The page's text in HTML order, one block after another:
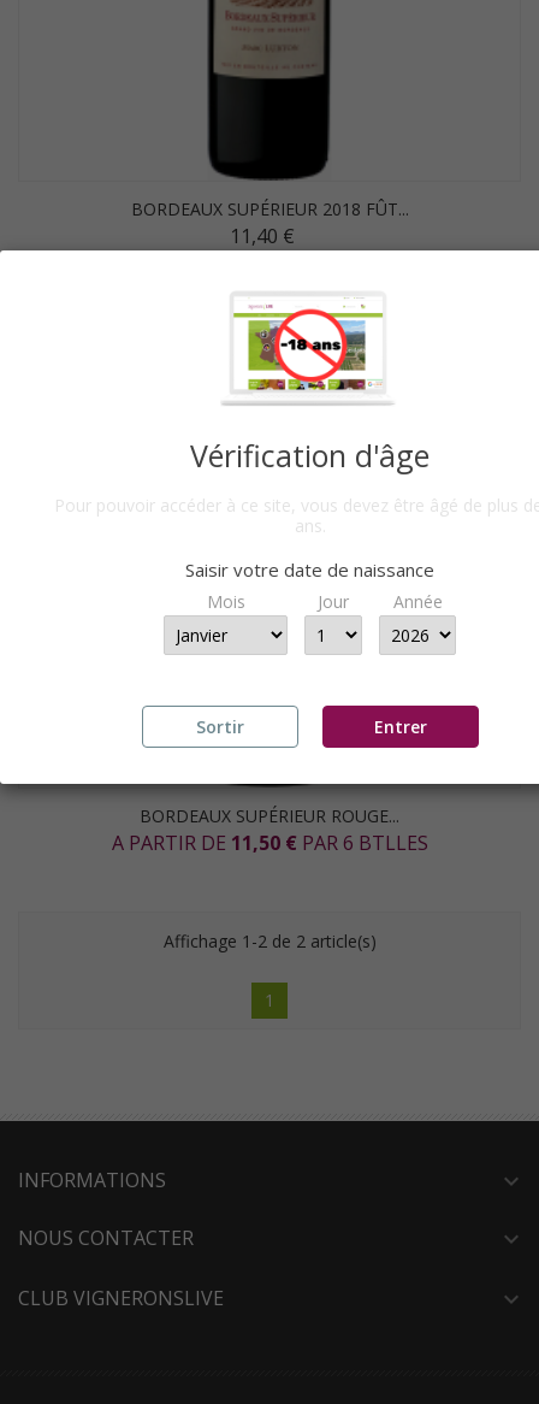
BORDEAUX SUPÉRIEUR 2018 FÛT...
11,40 €
BORDEAUX SUPÉRIEUR ROUGE...
A PARTIR DE 11,50 € PAR 6 BTLLES
Affichage 1-2 de 2 article(s)
1
INFORMATIONS expand_more
NOUS CONTACTER expand_more
CLUB VIGNERONSLIVE expand_more
Vérification d'âge
Pour pouvoir accéder à ce site, vous devez être âgé de plus
ans.
Saisir votre date de naissance
Mois Jour Année
Sortir Entrer